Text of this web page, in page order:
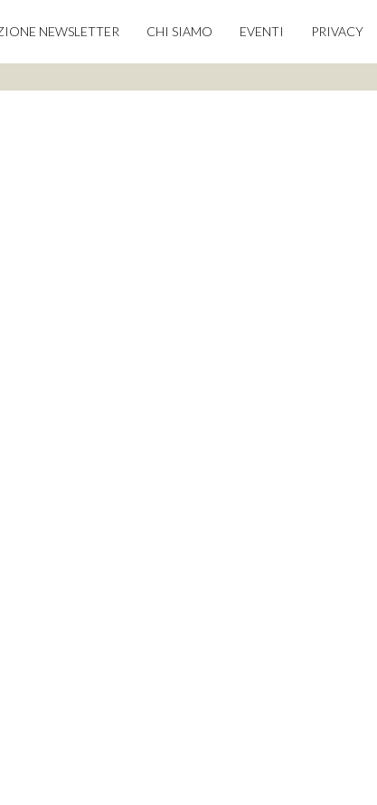
NEWSLETTER CHI SIAMO EVENTI PRIVACY